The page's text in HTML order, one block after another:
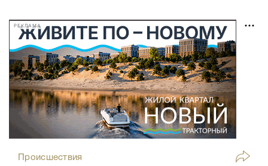
РЕКЛАМА
Происшествия